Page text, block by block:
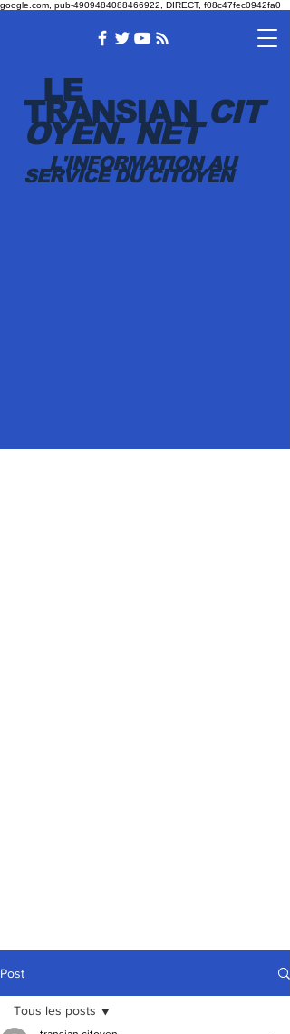
google.com, pub-4909484088466922, DIRECT, f08c47fec0942fa0
LE
TRANSIAN CIT
OYEN.NET
L'INFORMATION AU
SERVICE DU CITOYEN
Post
Tous les posts